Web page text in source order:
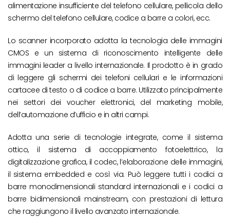
alimentazione insufficiente del telefono cellulare, pellicola dello
schermo del telefono cellulare, codice a barre a colori, ecc.
Lo scanner incorporato adotta la tecnologia delle immagini
CMOS e un sistema di riconoscimento intelligente delle
immagini leader a livello internazionale. Il prodotto è in grado
di leggere gli schermi dei telefoni cellulari e le informazioni
cartacee di testo o di codice a barre. Utilizzato principalmente
nei settori dei voucher elettronici, del marketing mobile,
dell’automazione d’ufficio e in altri campi.
Adotta una serie di tecnologie integrate, come il sistema
ottico, il sistema di accoppiamento fotoelettrico, la
digitalizzazione grafica, il codec, l’elaborazione delle immagini,
il sistema embedded e così via. Può leggere tutti i codici a
barre monodimensionali standard internazionali e i codici a
barre bidimensionali mainstream, con prestazioni di lettura
che raggiungono il livello avanzato internazionale.